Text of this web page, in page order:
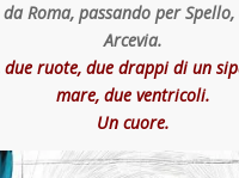
Roma, passando per
Arcevia.
due ruote, due drappi di un
mare, due ventricoli.
Un cuore.